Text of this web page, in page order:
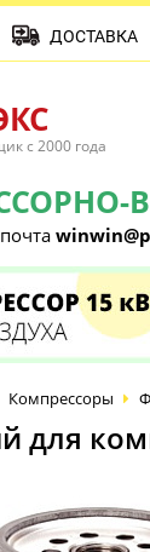
с 2000 года
ДОСТАВКА
Компрессоры
для